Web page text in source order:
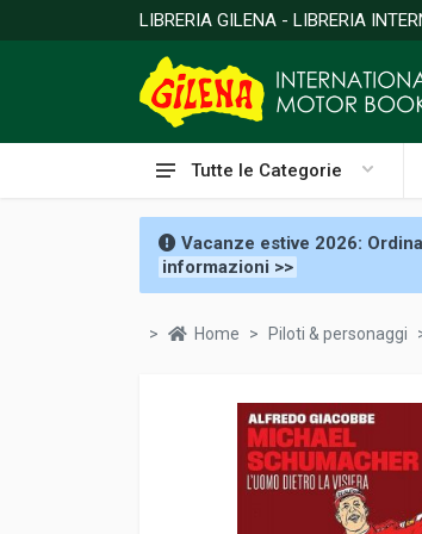
LIBRERIA GILENA - LIBRERIA
Tutte le Categorie
Vacanze estive 2026:
informazioni >>
Home Piloti & personaggi